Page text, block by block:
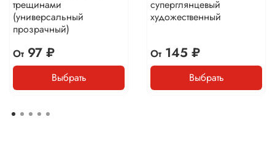
трещинами
(универсальный
прозрачный)
От97 ₽
Выбрать
суперглянцевый
художественный
От145 ₽
Выбрать